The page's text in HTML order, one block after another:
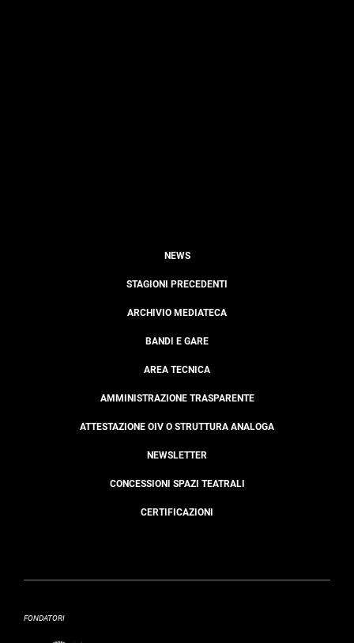
NEWS
STAGIONI PRECEDENTI
ARCHIVIO MEDIATECA
BANDI E GARE
AREA TECNICA
AMMINISTRAZIONE TRASPARENTE
ATTESTAZIONE OIV O STRUTTURA ANALOGA
NEWSLETTER
CONCESSIONI SPAZI TEATRALI
CERTIFICAZIONI
FONDATORI